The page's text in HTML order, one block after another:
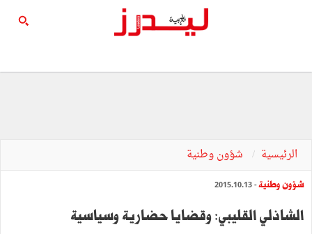
الرئيسية شؤون وطنية
شؤون وطنية- 2015.10.13
الشاذلي القليبي: وقضايا حضارية وسياسية